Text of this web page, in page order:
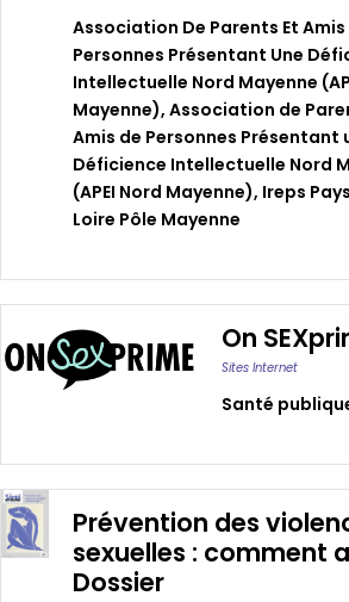
Association De Parents Et Amis
Personnes Présentant Une
Intellectuelle Nord Mayenne
Mayenne), Association de
Amis de Personnes Présentant
Déficience Intellectuelle Nord
(APEI Nord Mayenne), Ireps
Loire Pôle Mayenne
On
Sites Internet
Santé
Prévention des
sexuelles : comment
Dossier